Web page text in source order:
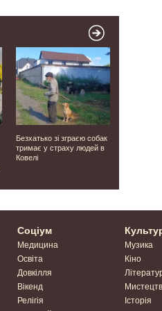
Безхатько зі зграєю собак
тримає у страху людей в
Ковелі
Соціум
Медицина
Освіта
Довкілля
Вікенд
Релігія
Музика
Кіно
Історія